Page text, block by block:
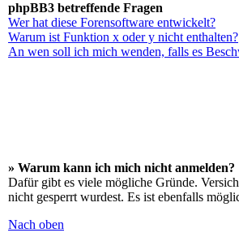
phpBB3 betreffende Fragen
Wer hat diese Forensoftware entwickelt?
Warum ist Funktion x oder y nicht enthalten?
An wen soll ich mich wenden, falls es
» Warum kann ich mich nicht anmelden?
Dafür gibt es viele mögliche Gründe.
nicht gesperrt wurdest. Es ist ebenfalls
Nach oben